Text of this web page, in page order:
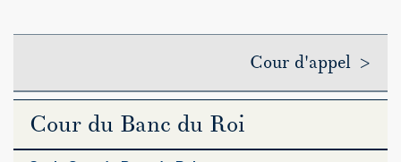
Cour d'appel >
Cour du Banc du Roi